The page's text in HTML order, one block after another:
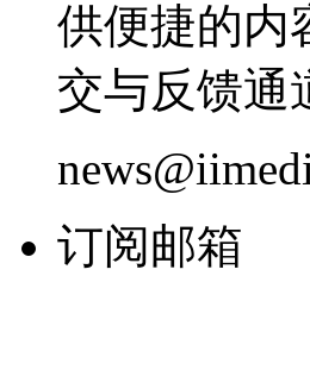
供便捷的内
交与反馈通
订阅邮箱